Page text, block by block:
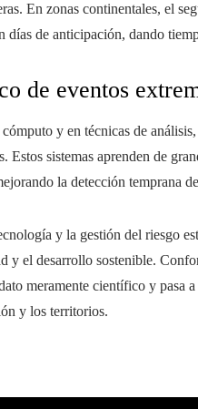
En zonas continentales, el
de anticipación, dando
de eventos
y en técnicas de
Estos sistemas aprenden de
la detección temprana
y la gestión del riesgo
y el desarrollo sostenible.
meramente científico y pasa
y los territorios.